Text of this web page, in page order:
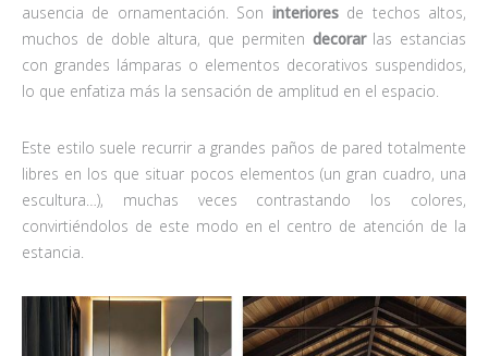
ausencia de ornamentación. Son interioresde techos altos,
muchos de doble altura, que permiten decorar las estancias
con grandes lámparas o elementos decorativos suspendidos,
lo que enfatiza más la sensación de amplitud en el espacio.
Este estilo suele recurrir a grandes paños de pared totalmente
libres en los que situar pocos elementos (un gran cuadro, una
escultura…), muchas veces contrastando los colores,
convirtiéndolos de este modo en el centro de atención de la
estancia.